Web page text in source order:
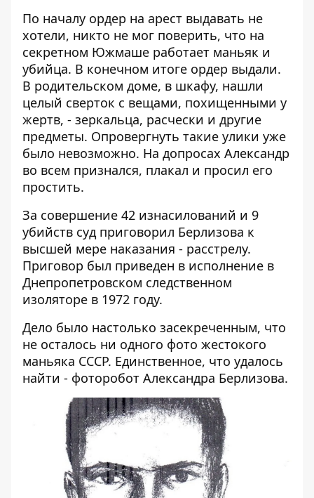
По началу ордер на арест выдавать не
хотели, никто не мог поверить, что на
секретном Южмаше работает маньяк и
убийца. В конечном итоге ордер выдали.
В родительском доме, в шкафу, нашли
целый сверток с вещами, похищенными у
жертв, - зеркальца, расчески и другие
предметы. Опровергнуть такие улики уже
было невозможно. На допросах Александр
во всем признался, плакал и просил его
простить.
За совершение 42 изнасилований и 9
убийств суд приговорил Берлизова к
высшей мере наказания - расстрелу.
Приговор был приведен в исполнение в
Днепропетровском следственном
изоляторе в 1972 году.
Дело было настолько засекреченным, что
не осталось ни одного фото жестокого
маньяка СССР. Единственное, что удалось
найти - фоторобот Александра Берлизова.